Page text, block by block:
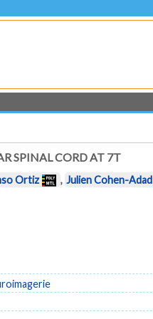
SPINAL CORD AT 7T
Ortiz , Julien Cohen-Adad